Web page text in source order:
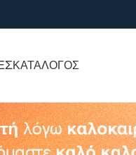
ΚΑΤΑΛΟΓΟΣ